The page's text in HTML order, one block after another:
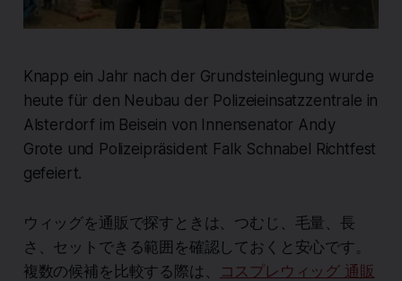
Knapp ein Jahr nach der Grundsteinlegung wurde
heute für den Neubau der Polizeieinsatzzentrale in
Alsterdorf im Beisein von Innensenator Andy
Grote und Polizeipräsident Falk Schnabel Richtfest
gefeiert.
ウィッグを通販で探すときは、つむじ、毛量、長
さ、セットできる範囲を確認しておくと安心です。
複数の候補を比較する際は、
コスプレウィッグ 通販